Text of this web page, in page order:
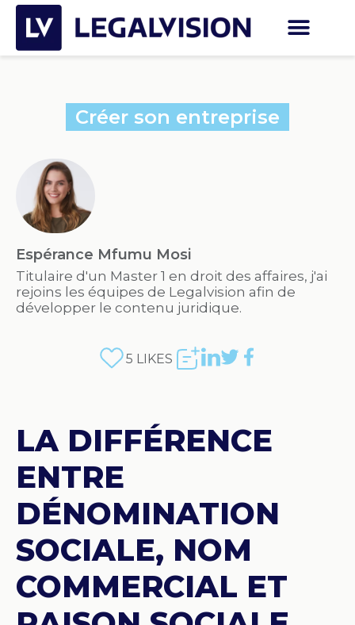
Créer son entreprise
Espérance Mfumu Mosi
Titulaire d'un Master 1 en droit des affaires, j'ai
rejoins les équipes de Legalvision afin de
développer le contenu juridique.
5 LIKES
LA DIFFÉRENCE
ENTRE
DÉNOMINATION
SOCIALE, NOM
COMMERCIAL ET